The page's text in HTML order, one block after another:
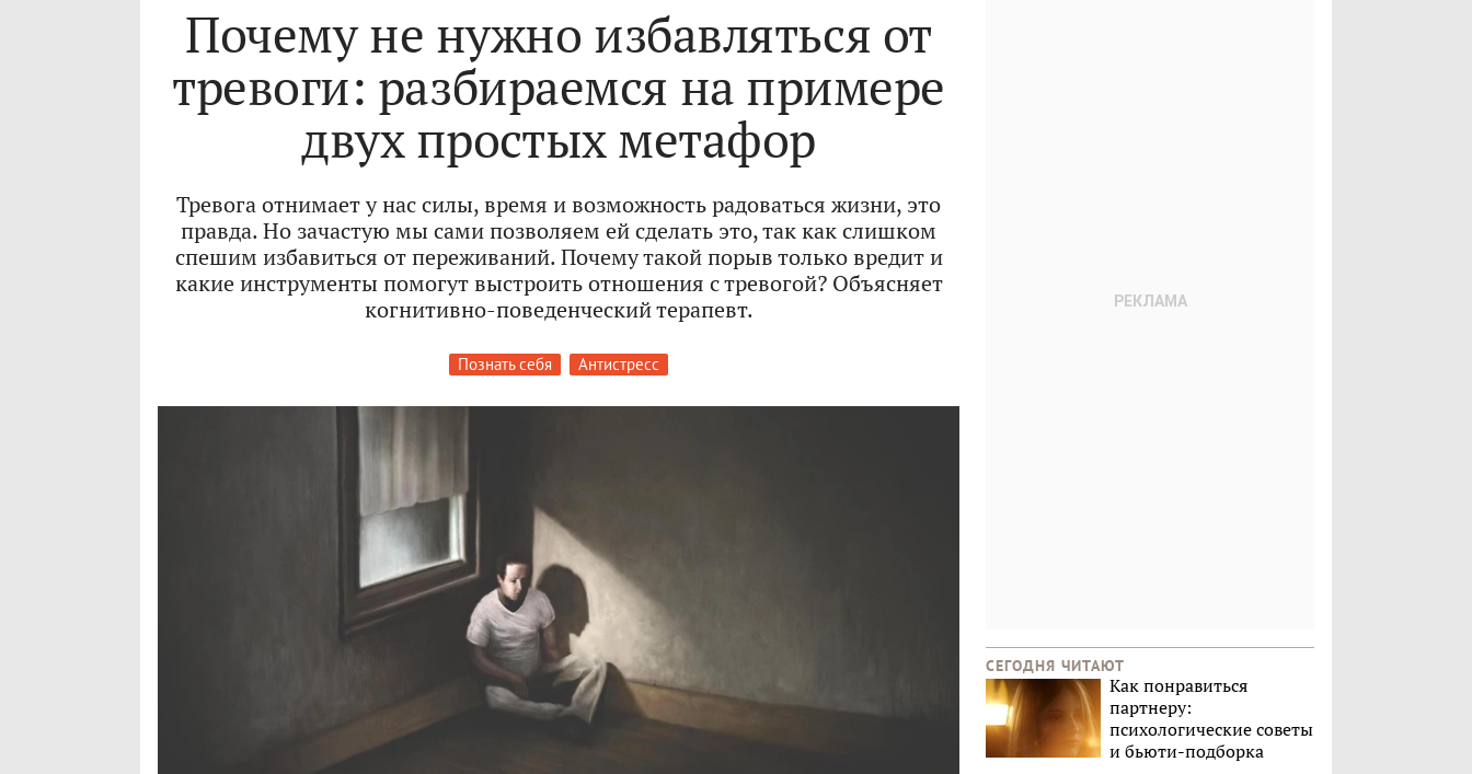
Почему не нужно избавляться от
тревоги: разбираемся на примере
двух простых метафор
Тревога отнимает у нас силы, время и возможность радоваться жизни, это
правда. Но зачастую мы сами позволяем ей сделать это, так как слишком
спешим избавиться от переживаний. Почему такой порыв только вредит и
какие инструменты помогут выстроить отношения с тревогой? Объясняет
когнитивно-поведенческий терапевт.
Познать себя Антистресс
СЕГОДНЯ ЧИТАЮТ
Как понравиться
партнеру:
психологические советы
и бьюти-подборка